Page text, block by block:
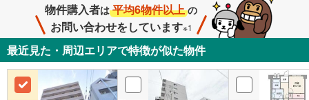
物件購入者は 平均6物件以上 の
お問い合わせをしています※1
最近見た・周辺エリアで特徴が似た物件